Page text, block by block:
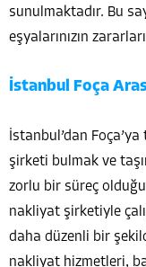
sunulmaktadır. Bu
eşyalarınızın
İstanbul Foça
İstanbul’dan
şirketi bulmak ve
zorlu bir süreç
nakliyat şirketiyle
daha düzenli bir
nakliyat hizmetleri,